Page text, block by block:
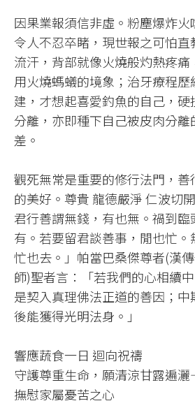
因果業報須信非虛。粉塵爆炸火
令人不忍卒睹，現世報之可怕
流汗，背部就像火燒般灼熱疼
用火燒螞蟻的境象；治牙療程
建，才想起喜愛釣魚的自己，
分離，亦即種下自己被皮肉分離
差。​
觀死無常是重要的修行法門，
的美好。尊貴 龍德嚴淨 仁波切
君行善謂無錢，有也無。禍到
有。若要留君談善事，閒也忙。
忙也去。」帕當巴桑傑尊者(漢
師)聖者言：「若我們的心相續
是契入真理佛法正道的善因；
後能獲得光明法身。」​
響應蔬食一日 迴向祝禱​
守護尊重生命，願清涼甘露遍
撫慰家屬憂苦之心​